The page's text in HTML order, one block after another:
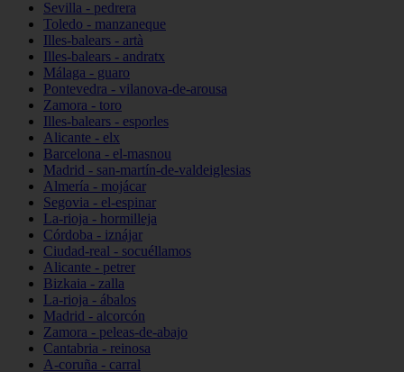
Sevilla - pedrera
Toledo - manzaneque
Illes-balears - artà
Illes-balears - andratx
Málaga - guaro
Pontevedra - vilanova-de-arousa
Zamora - toro
Illes-balears - esporles
Alicante - elx
Barcelona - el-masnou
Madrid - san-martín-de-valdeiglesias
Almería - mojácar
Segovia - el-espinar
La-rioja - hormilleja
Córdoba - iznájar
Ciudad-real - socuéllamos
Alicante - petrer
Bizkaia - zalla
La-rioja - ábalos
Madrid - alcorcón
Zamora - peleas-de-abajo
Cantabria - reinosa
A-coruña - carral